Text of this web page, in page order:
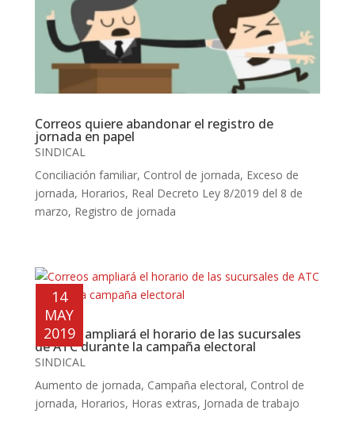
Correos quiere abandonar el registro de
jornada en papel
SINDICAL
Conciliación familiar, Control de jornada, Exceso de
jornada, Horarios, Real Decreto Ley 8/2019 del 8 de
marzo, Registro de jornada
Correos ampliará el horario de las sucursales
de ATC durante la campaña electoral
14
MAY
2019
SINDICAL
Aumento de jornada, Campaña electoral, Control de
jornada, Horarios, Horas extras, Jornada de trabajo